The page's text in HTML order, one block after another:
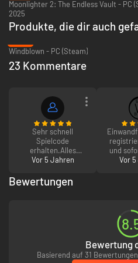
KÄMPFE MIT STIL
Besiege verschiedene Feinde und
herausfordernden und tiefen
abhängig von der meisterhaften
Timing, überlegter Positionierung
Gegner und Umgebung. Wie du gegen
überlassen.
BAU DAS DORF WIEDER AUF
Moonlighter 2: The Endless Vault - PC
2025
Produkte, die dir auch
Windblown - PC (Steam)
23 Kommentare
Sehr schnell
Spielcode
erhalten.Alles
bestens
Frohe Weihnachten.
:)
Vor 5 Jahren
und
Vor
Bewertungen
Bewertung
Basierend auf 31